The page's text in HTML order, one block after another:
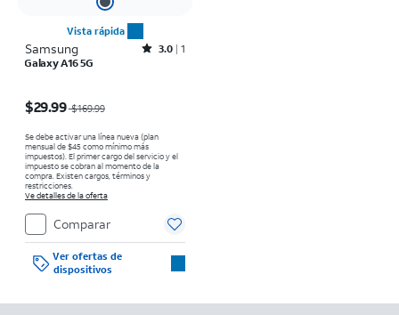
Vista rápida
Samsung Rated3out of 5 stars with1reviews
3.0 1
Galaxy A16 5G
$29.99$169.99
Se debe activar una línea nueva (plan
mensual de $45 como mínimo más
impuestos). El primer cargo del servicio y el
impuesto se cobran al momento de la
compra. Existen cargos, términos y
restricciones.
Ve detalles de la oferta
Comparar
Ver ofertas de
dispositivos